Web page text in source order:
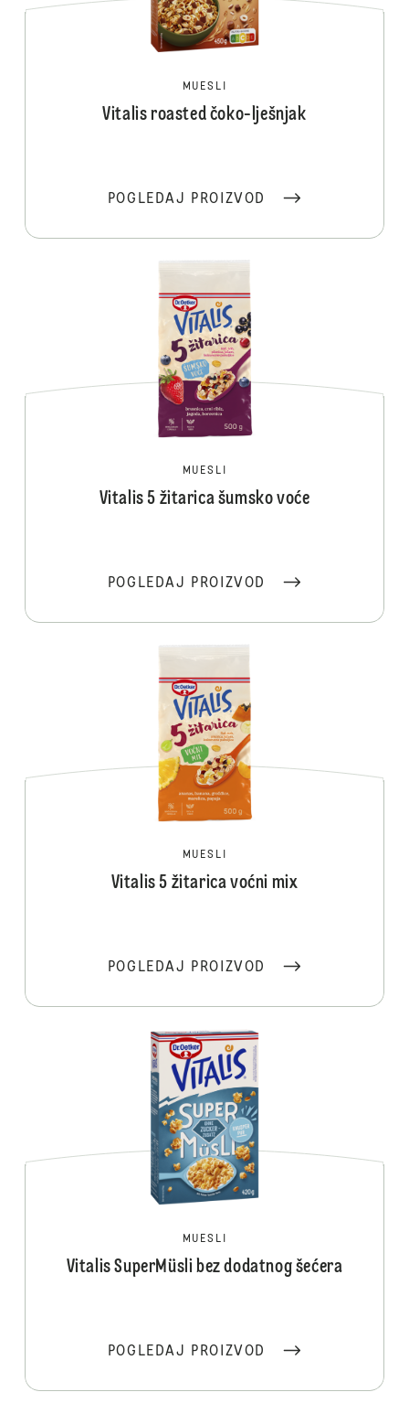
MUESLI
Vitalis roasted čoko-lješnjak
POGLEDAJ PROIZVOD
MUESLI
Vitalis 5 žitarica šumsko voće
POGLEDAJ PROIZVOD
MUESLI
Vitalis 5 žitarica voćni mix
POGLEDAJ PROIZVOD
MUESLI
Vitalis SuperMüsli bez dodatnog šećera
POGLEDAJ PROIZVOD